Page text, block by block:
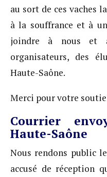
au sort de ces vaches
à la souffrance et à
joindre à nous et à
organisateurs, des
Haute-Saône.
Merci pour votre
Courrier
Haute-Saône
Nous rendons public
accusé de réception